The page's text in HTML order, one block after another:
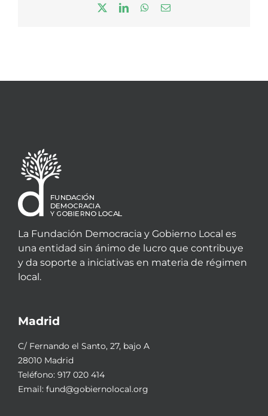
LinkedInWhatsApp
Correo
La Fundación Democracia y Gobierno Local es
una entidad sin ánimo de lucro que contribuye
y da soporte a iniciativas en materia de régimen
local.
Madrid
C/ Fernando el Santo, 27, bajo A
28010 Madrid
Teléfono: 917 020 414
Email: fund@gobiernolocal.org